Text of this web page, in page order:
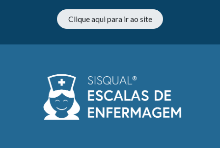
Clique aqui para ir ao site